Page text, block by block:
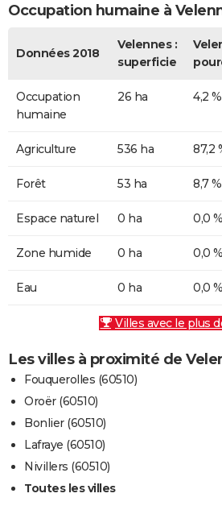
Occupation humaine à
Données 2018
Velennes :
superficie
Occupation
humaine
26 ha 4,2 %
Agriculture 536 ha 87,2
Forêt 53 ha 8,7 %
Espace naturel 0 ha 0,0 %
Zone humide 0 ha 0,0 %
Eau 0 ha 0,0 %
Villes avec le plus
Les villes à proximité de
Fouquerolles (60510)
Oroër (60510)
Bonlier (60510)
Lafraye (60510)
Nivillers (60510)
Toutes les villes